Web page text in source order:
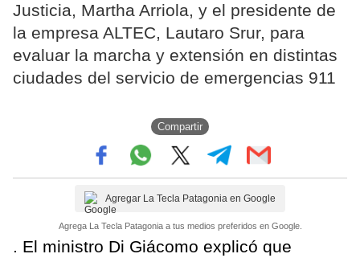
Justicia, Martha Arriola, y el presidente de
la empresa ALTEC, Lautaro Srur, para
evaluar la marcha y extensión en distintas
ciudades del servicio de emergencias 911
Compartir
Agregar La Tecla Patagonia en Google
Agrega La Tecla Patagonia a tus medios preferidos en Google.
. El ministro Di Giácomo explicó que